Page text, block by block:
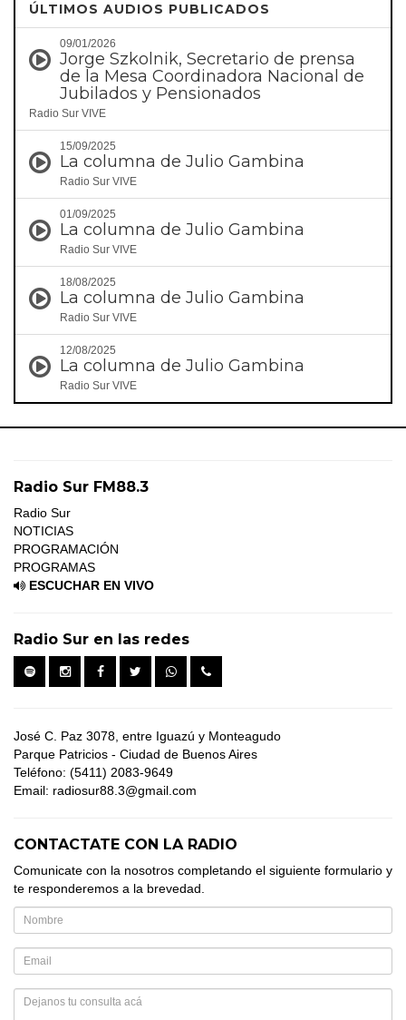
ÚLTIMOS AUDIOS PUBLICADOS
09/01/2026
Jorge Szkolnik, Secretario de prensa
de la Mesa Coordinadora Nacional de
Jubilados y Pensionados
Radio Sur VIVE
15/09/2025
La columna de Julio Gambina
Radio Sur VIVE
01/09/2025
La columna de Julio Gambina
Radio Sur VIVE
18/08/2025
La columna de Julio Gambina
Radio Sur VIVE
12/08/2025
La columna de Julio Gambina
Radio Sur VIVE
Radio Sur FM88.3
Radio Sur
NOTICIAS
PROGRAMACIÓN
PROGRAMAS
ESCUCHAR EN VIVO
Radio Sur en las redes
José C. Paz 3078, entre Iguazú y Monteagudo
Parque Patricios - Ciudad de Buenos Aires
Teléfono: (5411) 2083-9649
Email: radiosur88.3@gmail.com
CONTACTATE CON LA RADIO
Comunicate con la nosotros completando el siguiente formulario y
te responderemos a la brevedad.